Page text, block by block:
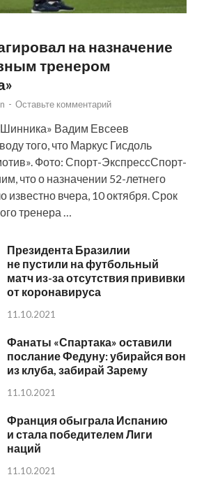
на назначение
тренером
- Оставьте комментарий
Вадим Евсеев
того, что Маркус Гисдоль
Фото: Спорт-ЭкспрессСпорт-
что о назначении 52-летнего
известно вчера, 10 октября. Срок
тренера …
Президента Бразилии
не пустили на футбольный
матч из-за отсутствия прививки
от коронавируса
11.10.2021
Фанаты «Спартака» оставили
послание Федуну: убирайся вон
из клуба, забирай Зарему
11.10.2021
Франция обыграла Испанию
и стала победителем Лиги
наций
11.10.2021